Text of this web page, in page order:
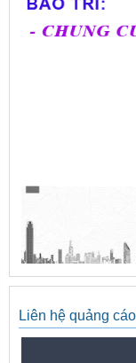
Liên hệ quảng